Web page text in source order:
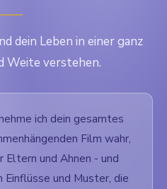
dein Leben in einer ganz
Weite verstehen.
ich dein gesamtes
Film wahr,
Eltern und Ahnen - und
Einflüsse und Muster, die